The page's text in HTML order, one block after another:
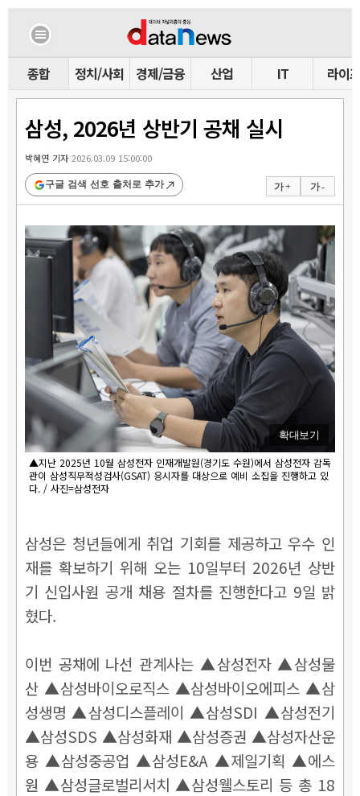
종합 정치/사회 경제/금융 산업 IT 라이프
삼성, 2026년 상반기 공채 실시
박혜연 기자2026.03.09 15:00:00
가 + 가 -
구글 검색 선호 출처로 추가
확대보기
▲지난 2025년 10월 삼성전자 인재개발원(경기도 수원)에서 삼성전자 감독
관이 삼성직무적성검사(GSAT) 응시자를 대상으로 예비 소집을 진행하고 있
다. / 사진=삼성전자
삼성은 청년들에게 취업 기회를 제공하고 우수 인
재를 확보하기 위해 오는 10일부터 2026년 상반
기 신입사원 공개 채용 절차를 진행한다고 9일 밝
혔다.
이번 공채에 나선 관계사는 ▲삼성전자 ▲삼성물
산 ▲삼성바이오로직스 ▲삼성바이오에피스 ▲삼
성생명 ▲삼성디스플레이 ▲삼성SDI ▲삼성전기
▲삼성SDS ▲삼성화재 ▲삼성증권 ▲삼성자산운
용 ▲삼성중공업 ▲삼성E&A ▲제일기획 ▲에스
원 ▲삼성글로벌리서치 ▲삼성웰스토리 등 총 18